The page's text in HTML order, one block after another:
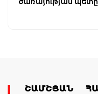
ՇԱՄՇՅԱՆ